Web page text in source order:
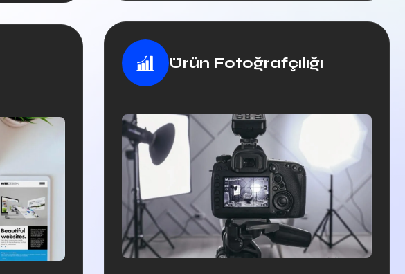
Ürün Fotoğrafçılığı